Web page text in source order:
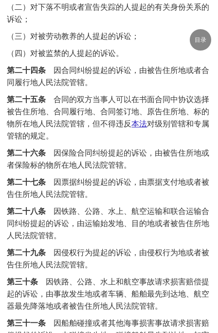
（二）对下落不明或者宣告失踪的人提起的有关身份关系的
诉讼；
（三）对被劳动教养的人提起的诉讼；
（四）对被监禁的人提起的诉讼。
第二十四条 因合同纠纷提起的诉讼，由被告住所地或者合
同履行地人民法院管辖。
第二十五条合同的双方当事人可以在书面合同中协议选择
被告住所地、合同履行地、合同签订地、原告住所地、标的
物所在地人民法院管辖，但不得违反本法对级别管辖和专属
管辖的规定。
第二十六条 因保险合同纠纷提起的诉讼，由被告住所地或
者保险标的物所在地人民法院管辖。
第二十七条 因票据纠纷提起的诉讼，由票据支付地或者被
告住所地人民法院管辖。
第二十八条 因铁路、公路、水上、航空运输和联合运输合
同纠纷提起的诉讼，由运输始发地、目的地或者被告住所地
人民法院管辖。
第二十九条 因侵权行为提起的诉讼，由侵权行为地或者被
告住所地人民法院管辖。
第三十条 因铁路、公路、水上和航空事故请求损害赔偿提
起的诉讼，由事故发生地或者车辆、船舶最先到达地、航空
器最先降落地或者被告住所地人民法院管辖。
第三十一条 因船舶碰撞或者其他海事损害事故请求损害赔
目录